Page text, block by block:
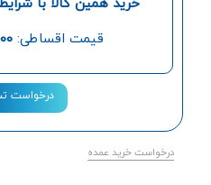
خرید همین کالا با
قیمت اقساطی:
درخواست
درخواست خرید عمده